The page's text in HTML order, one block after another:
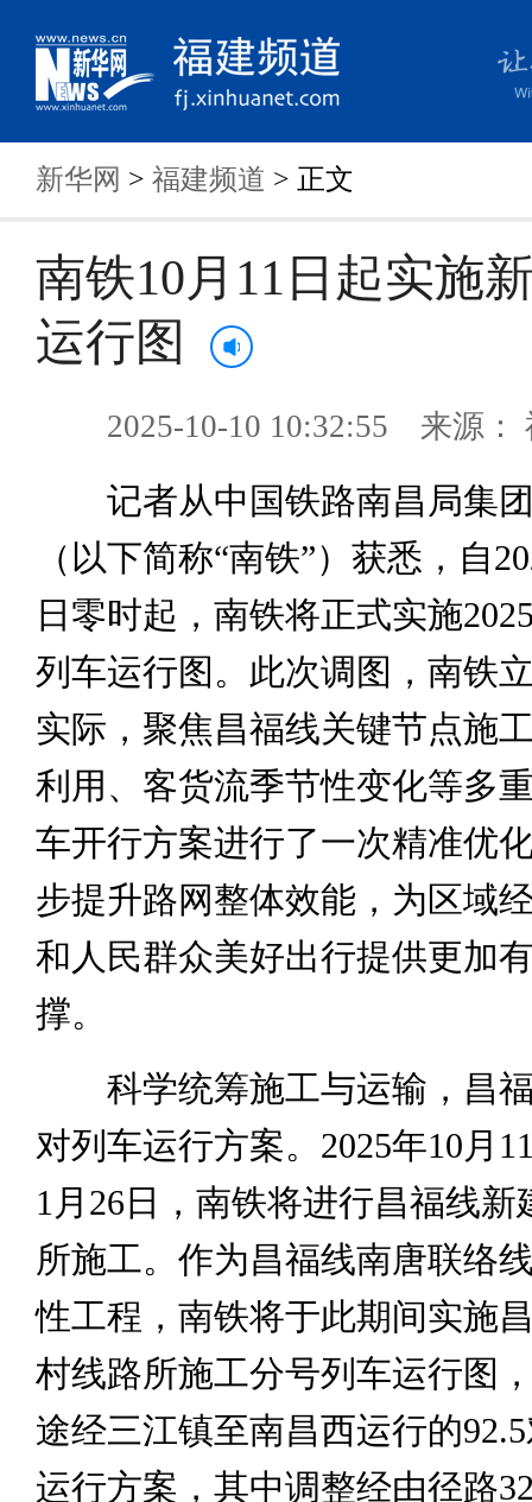
新华网 > 福建频道 > 正文
南铁10月11日起实施
运行图
2025-10-10 10:32:55 来源：
记者从中国铁路南昌局集团
（以下简称“南铁”）获悉，自
日零时起，南铁将正式实施
列车运行图。此次调图，南铁
实际，聚焦昌福线关键节点施
利用、客货流季节性变化等多
车开行方案进行了一次精准优
步提升路网整体效能，为区域
和人民群众美好出行提供更加
撑。
科学统筹施工与运输，昌福
对列车运行方案。2025年10月
1月26日，南铁将进行昌福线新
所施工。作为昌福线南唐联络
性工程，南铁将于此期间实施
村线路所施工分号列车运行图
途经三江镇至南昌西运行的
运行方案，其中调整经由径路